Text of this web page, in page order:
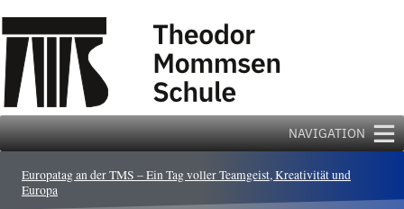
springen
NAVIGATION
Europatag an der TMS – Ein Tag voller Teamgeist, Kreativität und
Europa